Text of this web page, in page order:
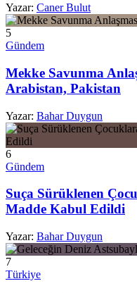
Yazar: Caner Bulut
5
Gündem
Mekke Savunma
Arabistan, Pakistan
Yazar: Bahar Duygun
6
Gündem
Suça Sürüklenen
Madde Kabul Edildi
Yazar: Bahar Duygun
7
Türkiye